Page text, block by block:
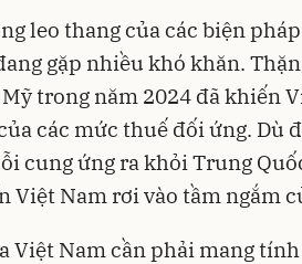
leo thang của các biện
gặp nhiều khó khăn.
trong năm 2024 đã khiến
các mức thuế đối ứng. Dù
cung ứng ra khỏi Trung
Việt Nam rơi vào tầm ngắm
Việt Nam cần phải mang